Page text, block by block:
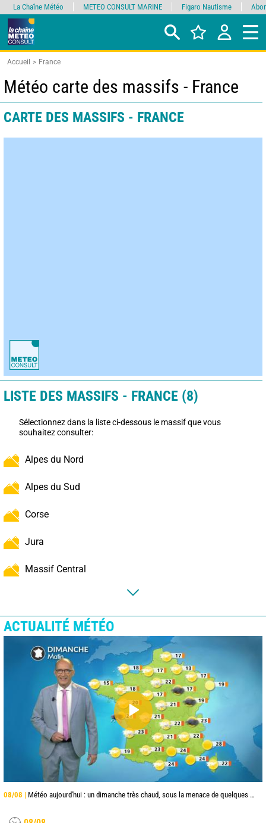
Accueil France
Météo carte des massifs - France
CARTE DES MASSIFS - FRANCE
LISTE DES MASSIFS - FRANCE (8)
Sélectionnez dans la liste ci-dessous le massif que vous
souhaitez consulter:
Alpes du Nord
Alpes du Sud
Corse
Jura
Massif Central
ACTUALITÉ MÉTÉO
08/08 | Météo aujourd'hui : un dimanche très chaud, sous la menace de quelques orages
La Chaîne Météo METEO CONSULT MARINE Figaro Nautisme